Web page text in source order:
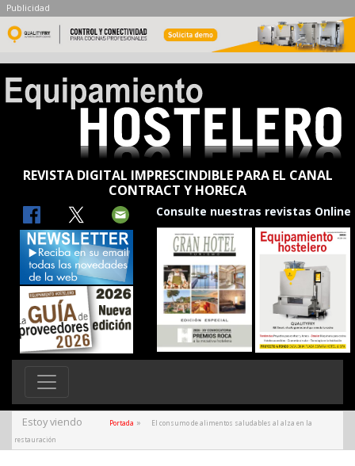
Publicidad
REVISTA DIGITAL IMPRESCINDIBLE PARA EL CANAL
CONTRACT Y HORECA
Consulte nuestras revistas Online
Estoy viendo Portada »
El consumo de alimentos saludables al alza en la
restauración